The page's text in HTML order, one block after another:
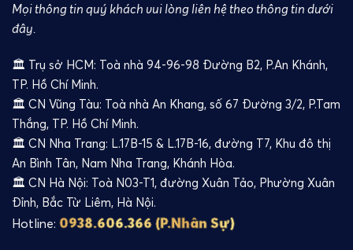
Mọi thông tin quý khách vui lòng liên hệ theo thông tin dưới
đây.
🏛️ Trụ sở HCM: Toà nhà 94-96-98 Đường B2, P.An Khánh,
TP. Hồ Chí Minh.
🏛️ CN Vũng Tàu: Toà nhà An Khang, số 67 Đường 3/2, P.Tam
Thắng, TP. Hồ Chí Minh.
🏛️ CN Nha Trang: L.17B-15 & L.17B-16, đường T7, Khu đô thị
An Bình Tân, Nam Nha Trang, Khánh Hòa.
🏛️ CN Hà Nội: Toà N03-T1, đường Xuân Tảo, Phường Xuân
Đỉnh, Bắc Từ Liêm, Hà Nội.
Hotline: 0938.606.366 (P.Nhân Sự)